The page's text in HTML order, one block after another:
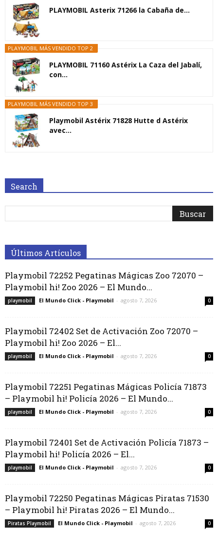
PLAYMOBIL Asterix 71266 la Cabaña de...
PLAYMOBIL MÁS VENDIDO TOP 2
PLAYMOBIL 71160 Astérix La Caza del Jabalí,
con...
PLAYMOBIL MÁS VENDIDO TOP 3
Playmobil Astérix 71828 Hutte d Astérix
avec...
Search
Últimos Artículos
Playmobil 72252 Pegatinas Mágicas Zoo 72070 –
Playmobil hi! Zoo 2026 – El Mundo...
playmobil El Mundo Click - Playmobil - agosto 7, 2026 0
Playmobil 72402 Set de Activación Zoo 72070 –
Playmobil hi! Zoo 2026 – El...
playmobil El Mundo Click - Playmobil - agosto 7, 2026 0
Playmobil 72251 Pegatinas Mágicas Policía 71873
– Playmobil hi! Policía 2026 – El Mundo...
playmobil El Mundo Click - Playmobil - agosto 7, 2026 0
Playmobil 72401 Set de Activación Policía 71873 –
Playmobil hi! Policía 2026 – El...
playmobil El Mundo Click - Playmobil - agosto 7, 2026 0
Playmobil 72250 Pegatinas Mágicas Piratas 71530
– Playmobil hi! Piratas 2026 – El Mundo...
Piratas Playmobil El Mundo Click - Playmobil - agosto 7, 2026 0